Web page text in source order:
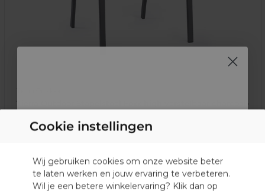
Tierra Outdoor Stapelstoel Foxx high verstelbaar charcoal-
NormaleActie
259,-
DUTCH
GERMAN
Cookie instellingen
Wij gebruiken cookies om onze website beter
te laten werken en jouw ervaring te verbeteren.
Wil je een betere winkelervaring? Klik dan op
Ontvang €50,- korting op je aankoop!
acties, nieuwe collecties en ideeën voor
jouw buitenruimte.
E-mail